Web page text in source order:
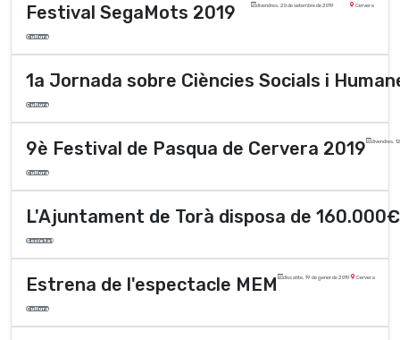
Festival SegaMots 2019 divendres, 20 de setembre de 2019 Cervera
Cultura
1a Jornada sobre Ciències Socials i
Cultura
9è Festival de Pasqua de Cervera 2019 divendres,
Cultura
L'Ajuntament de Torà disposa de
Societat
Estrena de l'espectacle MEM dissabte, 19 de gener de 2019 Cervera
Cultura